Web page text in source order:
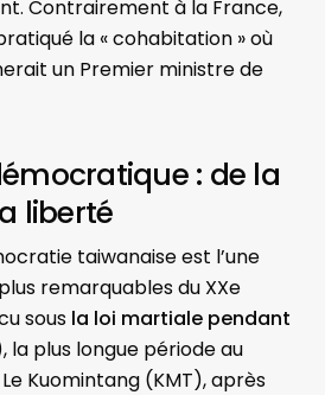
Contrairement à la France,
la « cohabitation » où
un Premier ministre de
: de la
liberté
taiwanaise est l’une
remarquables du XXe
sous la loi martiale pendant
la plus longue période au
Kuomintang (KMT), après